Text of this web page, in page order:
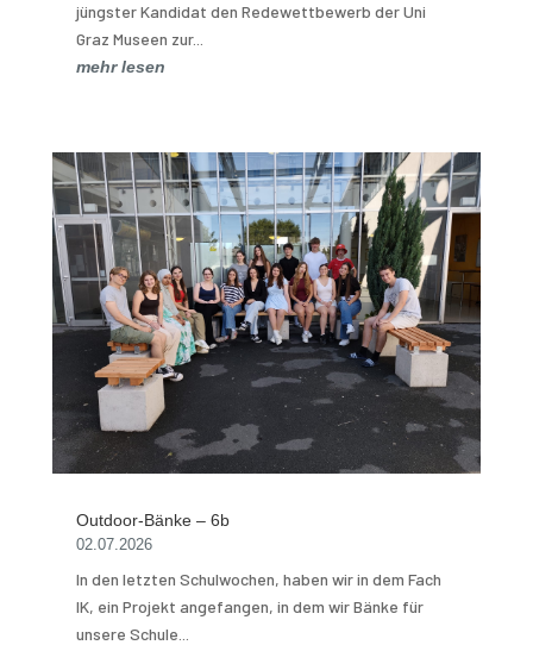
jüngster Kandidat den Redewettbewerb der Uni
Graz Museen zur...
mehr lesen
Outdoor-Bänke – 6b
02.07.2026
In den letzten Schulwochen, haben wir in dem Fach
IK, ein Projekt angefangen, in dem wir Bänke für
unsere Schule...